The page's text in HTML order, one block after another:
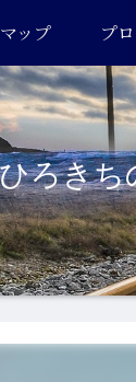
ひろきち
ップ プ